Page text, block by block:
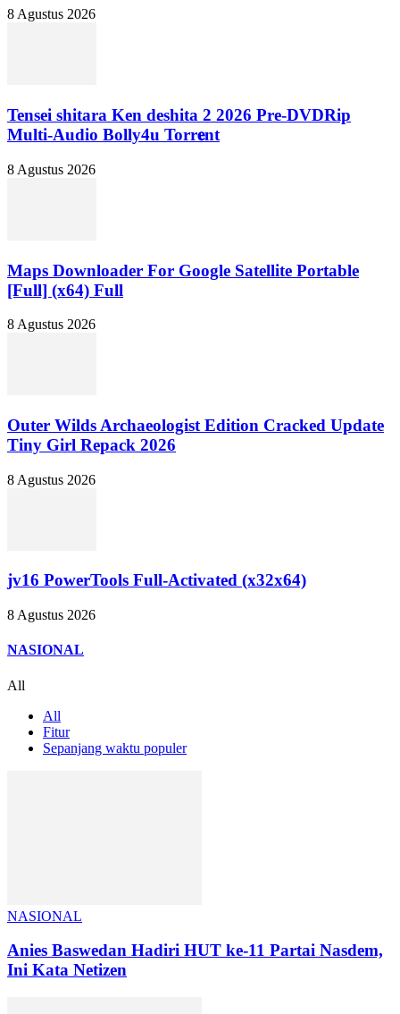
8 Agustus 2026
Tensei shitara Ken deshita 2 2026 Pre-DVDRip
Multi-Audio Bolly4u Torr𝐞nt
8 Agustus 2026
Maps Downloader For Google Satellite Portable
[Full] (x64) Full
8 Agustus 2026
Outer Wilds Archaeologist Edition Cracked Update
Tiny Girl Repack 2026
8 Agustus 2026
jv16 PowerTools Full-Activated (x32x64)
8 Agustus 2026
NASIONAL
All
All
Fitur
Sepanjang waktu populer
NASIONAL
Anies Baswedan Hadiri HUT ke-11 Partai Nasdem,
Ini Kata Netizen